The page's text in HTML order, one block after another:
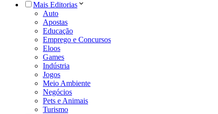
Mais Editorias
Auto
Apostas
Educação
Emprego e Concursos
Eloos
Games
Indústria
Jogos
Meio Ambiente
Negócios
Pets e Animais
Turismo